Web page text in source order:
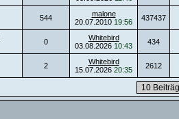
544
malone
20.07.2010 19:56 437437
0
Whitebird
03.08.2026 10:43 434
2
Whitebird
15.07.2026 20:35 2612